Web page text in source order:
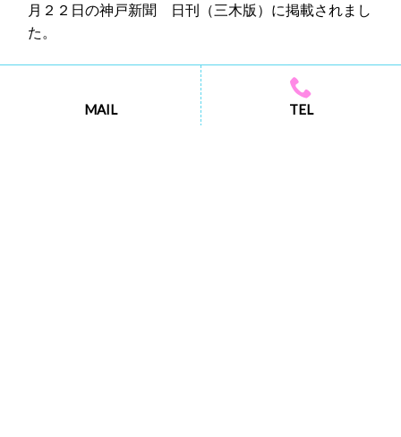
月２２日の神戸新聞 日刊（三木版）に掲載されまし
た。
詳細はこちら
広報みき 11月号
MAIL TEL